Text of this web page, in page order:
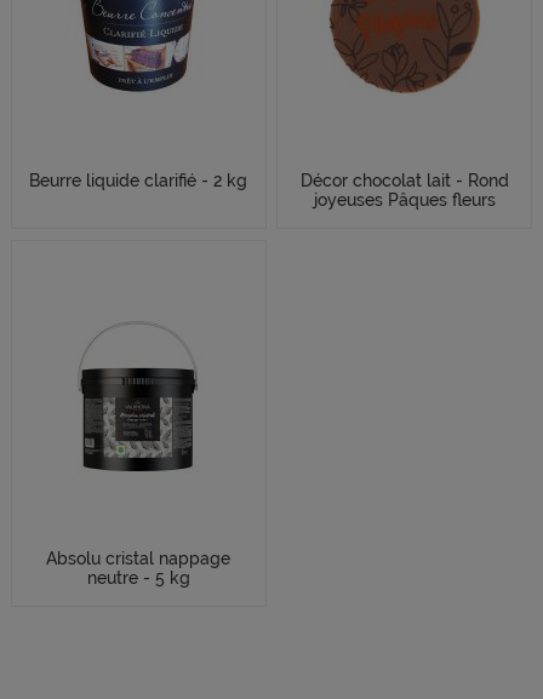
Beurre liquide clarifié - 2 kg
Décor chocolat lait - Rond
joyeuses Pâques fleurs
Absolu cristal nappage
neutre - 5 kg